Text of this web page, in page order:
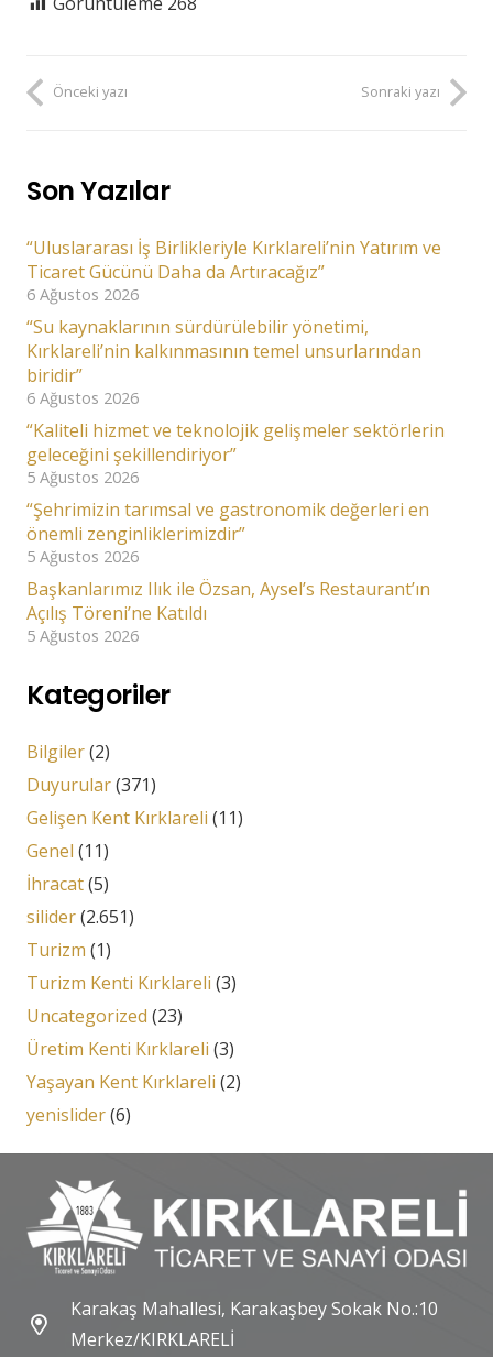
Önceki yazı Sonraki yazı
Son Yazılar
“Uluslararası İş Birlikleriyle Kırklareli’nin Yatırım ve
Ticaret Gücünü Daha da Artıracağız”
6 Ağustos 2026
“Su kaynaklarının sürdürülebilir yönetimi,
Kırklareli’nin kalkınmasının temel unsurlarından
biridir”
6 Ağustos 2026
“Kaliteli hizmet ve teknolojik gelişmeler sektörlerin
geleceğini şekillendiriyor”
5 Ağustos 2026
“Şehrimizin tarımsal ve gastronomik değerleri en
önemli zenginliklerimizdir”
5 Ağustos 2026
Başkanlarımız Ilık ile Özsan, Aysel’s Restaurant’ın
Açılış Töreni’ne Katıldı
5 Ağustos 2026
Kategoriler
Bilgiler(2)
Duyurular(371)
Gelişen Kent Kırklareli (11)
Genel (11)
İhracat(5)
silider(2.651)
Turizm (1)
Turizm Kenti Kırklareli (3)
Uncategorized (23)
Üretim Kenti Kırklareli (3)
Yaşayan Kent Kırklareli (2)
yenislider(6)
Karakaş Mahallesi, Karakaşbey Sokak No.:10
Merkez/KIRKLARELİ